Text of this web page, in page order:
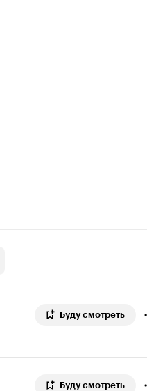
Буду смотреть
Буду смотреть